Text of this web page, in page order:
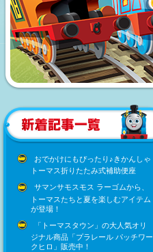
おでかけにもぴったり♪きかんしゃ
トーマス折りたたみ式補助便座
サマンサモスモス ラーゴムから、
トーマスたちと夏を楽しむアイテム
が登場！
「トーマスタウン」の大人気オリ
ジナル商品「プラレール パッチワー
クヒロ」販売中！